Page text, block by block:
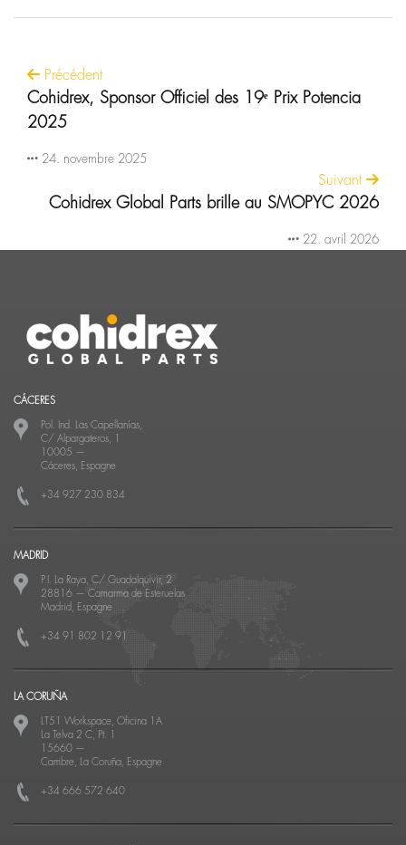
Précédent
Cohidrex, Sponsor Officiel des 19ᵉ Prix Potencia
2025
24. novembre 2025
Suivant
Cohidrex Global Parts brille au SMOPYC 2026
22. avril 2026
CÁCERES
Pol. Ind. Las Capellanías,
C/ Alpargateros, 1
10005 —
Cáceres, Espagne
+34 927 230 834
MADRID
P.I. La Raya, C/ Guadalquivir, 2
28816 — Camarma de Esteruelas
Madrid, Espagne
+34 91 802 12 91
LA CORUÑA
LT51 Workspace, Oficina 1A
La Telva 2 C, Pt. 1
15660 —
Cambre, La Coruña, Espagne
+34 666 572 640